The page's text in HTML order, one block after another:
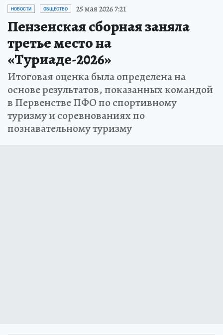
НОВОСТИ ОБЩЕСТВО 25 мая 2026 7:21
Пензенская сборная заняла
третье место на
«Туриаде-2026»
Итоговая оценка была определена на
основе результатов, показанных командой
в Первенстве ПФО по спортивному
туризму и соревнованиях по
познавательному туризму